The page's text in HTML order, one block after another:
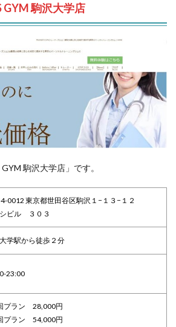
GYM 駒沢大学店
駒沢大学店」です。
0012 東京都世田谷区駒沢１−１３−１２
ビル ３０３
学駅から徒歩２分
23:00
プラン 28,000円
プラン 54,000円